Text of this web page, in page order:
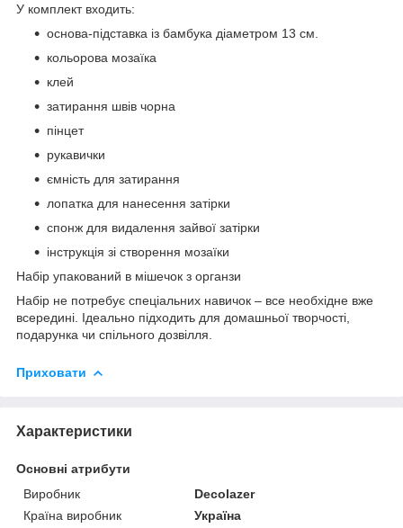
У комплект входить:
основа-підставка із бамбука діаметром 13 см.
кольорова мозаїка
клей
затирання швів чорна
пінцет
рукавички
ємність для затирання
лопатка для нанесення затірки
спонж для видалення зайвої затірки
інструкція зі створення мозаїки
Набір упакований в мішечок з органзи
Набір не потребує спеціальних навичок – все необхідне вже
всередині. Ідеально підходить для домашньої творчості,
подарунка чи спільного дозвілля.
Приховати
Характеристики
Основні атрибути
Виробник
Decolazer
Країна виробник
Україна